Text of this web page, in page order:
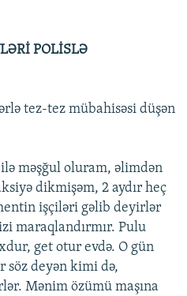
POLİSLƏ
tez-tez mübahisəsi düşən
məşğul oluram, əlimdən
dikmişəm, 2 aydır heç
işçiləri gəlib deyirlər
maraqlandırmır. Pulu
get otur evdə. O gün
söz deyən kimi də,
Mənim özümü maşına